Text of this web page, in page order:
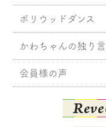
ボリウッドダンス
かわちゃんの独り言
会員様の声